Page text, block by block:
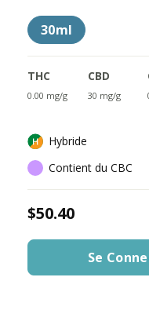
30ml
THC
0.00 mg/g
CBD
30 mg/g
Hybride
Contient du CBC
$50.40
Se